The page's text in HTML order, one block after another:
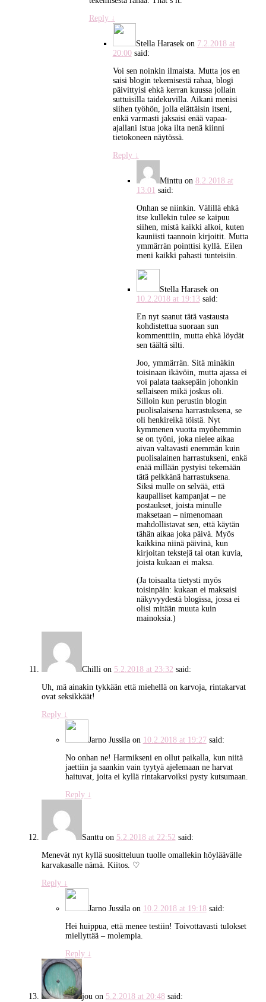
Reply ↓
Stella Harasekon 7.2.2018 at
20:00 said:
Voi sen noinkin ilmaista. Mutta jos en
saisi blogin tekemisestä rahaa, blogi
päivittyisi ehkä kerran kuussa jollain
suttuisilla taidekuvilla. Aikani menisi
siihen työhön, jolla elättäisin itseni,
enkä varmasti jaksaisi enää vapaa-
ajallani istua joka ilta nenä kiinni
tietokoneen näytössä.
Reply ↓
Minttuon 8.2.2018 at
13:01 said:
Onhan se niinkin. Välillä ehkä
itse kullekin tulee se kaipuu
siihen, mistä kaikki alkoi, kuten
kauniisti taannoin kirjoitit. Mutta
ymmärrän pointtisi kyllä. Eilen
meni kaikki pahasti tunteisiin.
Stella Harasekon
10.2.2018 at 19:13 said:
En nyt saanut tätä vastausta
kohdistettua suoraan sun
kommenttiin, mutta ehkä löydät
sen täältä silti.
Joo, ymmärrän. Sitä minäkin
toisinaan ikävöin, mutta ajassa ei
voi palata taaksepäin johonkin
sellaiseen mikä joskus oli.
Silloin kun perustin blogin
puolisalaisena harrastuksena, se
oli henkireikä töistä. Nyt
kymmenen vuotta myöhemmin
se on työni, joka nielee aikaa
aivan valtavasti enemmän kuin
puolisalainen harrastukseni, enkä
enää millään pystyisi tekemään
tätä pelkkänä harrastuksena.
Siksi mulle on selvää, että
kaupalliset kampanjat – ne
postaukset, joista minulle
maksetaan – nimenomaan
mahdollistavat sen, että käytän
tähän aikaa joka päivä. Myös
kaikkina niinä päivinä, kun
kirjoitan tekstejä tai otan kuvia,
joista kukaan ei maksa.
(Ja toisaalta tietysti myös
toisinpäin: kukaan ei maksaisi
näkyvyydestä blogissa, jossa ei
olisi mitään muuta kuin
mainoksia.)
Chillion 5.2.2018 at 23:32 said:
Uh, mä ainakin tykkään että miehellä on karvoja, rintakarvat
ovat seksikkäät!
Reply ↓
Jarno Jussilaon 10.2.2018 at 19:27 said:
No onhan ne! Harmikseni en ollut paikalla, kun niitä
jaettiin ja saankin vain tyytyä ajelemaan ne harvat
haituvat, joita ei kyllä rintakarvoiksi pysty kutsumaan.
Reply ↓
Santtuon 5.2.2018 at 22:52 said:
Menevät nyt kyllä suositteluun tuolle omallekin höyläävälle
karvakasalle nämä. Kiitos. ♡
Reply ↓
Jarno Jussilaon 10.2.2018 at 19:18 said:
Hei huippua, että menee testiin! Toivottavasti tulokset
miellyttää – molempia.
Reply ↓
jouon 5.2.2018 at 20:48 said: